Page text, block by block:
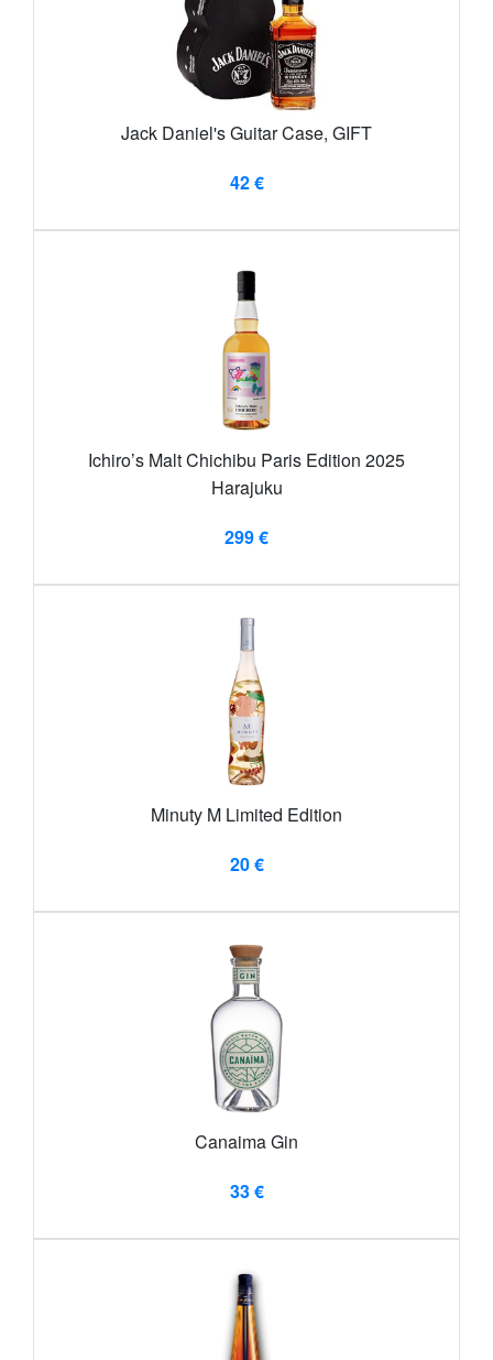
Jack Daniel's Guitar Case, GIFT
42 €
Ichiro’s Malt Chichibu Paris Edition 2025
Harajuku
299 €
Minuty M Limited Edition
20 €
Canaima Gin
33 €